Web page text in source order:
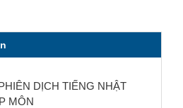
DỊCH TIẾNG NHẬT
MÔN